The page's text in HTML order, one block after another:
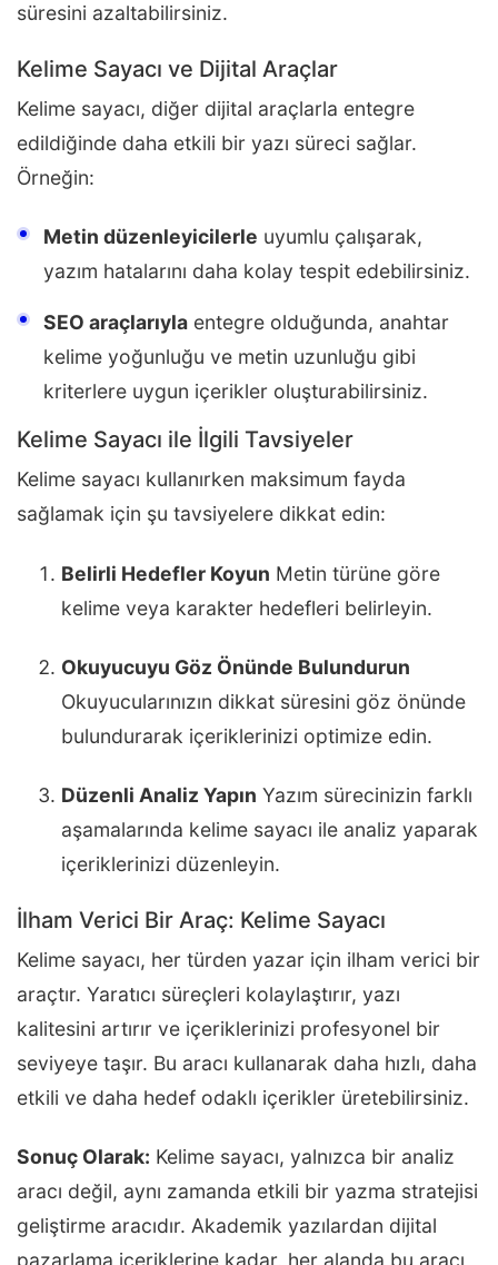
süresini azaltabilirsiniz.
Kelime Sayacı ve Dijital Araçlar
Kelime sayacı, diğer dijital araçlarla entegre
edildiğinde daha etkili bir yazı süreci sağlar.
Örneğin:
Metin düzenleyicilerle uyumlu çalışarak,
yazım hatalarını daha kolay tespit edebilirsiniz.
SEO araçlarıyla entegre olduğunda, anahtar
kelime yoğunluğu ve metin uzunluğu gibi
kriterlere uygun içerikler oluşturabilirsiniz.
Kelime Sayacı ile İlgili Tavsiyeler
Kelime sayacı kullanırken maksimum fayda
sağlamak için şu tavsiyelere dikkat edin:
Belirli Hedefler Koyun Metin türüne göre
kelime veya karakter hedefleri belirleyin.
Okuyucuyu Göz Önünde Bulundurun
Okuyucularınızın dikkat süresini göz önünde
bulundurarak içeriklerinizi optimize edin.
Düzenli Analiz Yapın Yazım sürecinizin farklı
aşamalarında kelime sayacı ile analiz yaparak
içeriklerinizi düzenleyin.
İlham Verici Bir Araç: Kelime Sayacı
Kelime sayacı, her türden yazar için ilham verici bir
araçtır. Yaratıcı süreçleri kolaylaştırır, yazı
kalitesini artırır ve içeriklerinizi profesyonel bir
seviyeye taşır. Bu aracı kullanarak daha hızlı, daha
etkili ve daha hedef odaklı içerikler üretebilirsiniz.
Sonuç Olarak: Kelime sayacı, yalnızca bir analiz
aracı değil, aynı zamanda etkili bir yazma stratejisi
geliştirme aracıdır. Akademik yazılardan dijital
pazarlama içeriklerine kadar, her alanda bu aracı